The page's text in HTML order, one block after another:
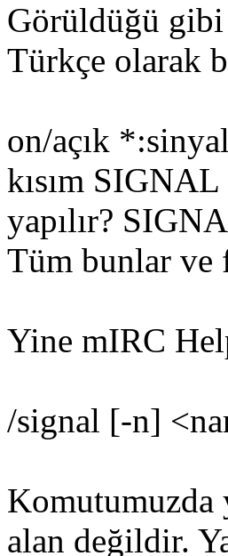
Görüldüğü gibi
Türkçe olarak
on/açık
kısım
yapılır?
Tüm bunlar ve
Yine mIRC
/signal [-n]
Komutumuzda
alan değildir.